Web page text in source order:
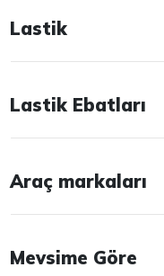
Lastik
Lastik Ebatları
Araç markaları
Mevsime Göre